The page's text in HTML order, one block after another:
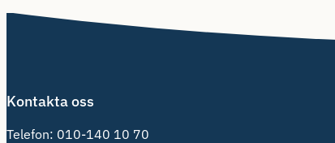
Kontakta oss
Telefon: 010-140 10 70